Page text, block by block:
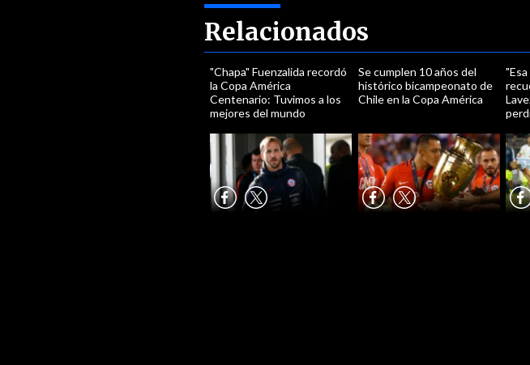
Relacionados
"Chapa" Fuenzalida recordó
la Copa América
Centenario: Tuvimos a los
mejores del mundo
Se cumplen 10 años del
histórico bicampeonato de
Chile en la Copa América